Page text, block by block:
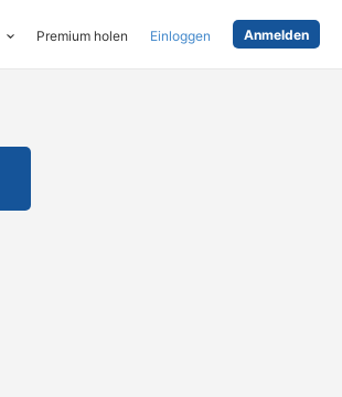
Premium holen Einloggen Anmelden